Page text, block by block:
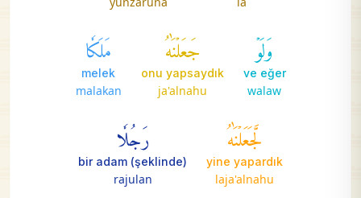
وَلَوۡ
ve eğer
walaw
جَعَلۡنَٰهُ
onu yapsaydık
ja'alnahu
مَلَكٗا
melek
malakan
لَّجَعَلۡنَٰهُ
yine yapardık
laja'alnahu
رَجُلٗا
bir adam (şeklinde)
rajulan